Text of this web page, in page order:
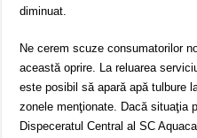
diminuat.
Ne cerem scuze consumatorilor
această oprire. La reluarea
este posibil să apară apă tulbure
zonele menţionate. Dacă situaţia
Dispeceratul Central al SC